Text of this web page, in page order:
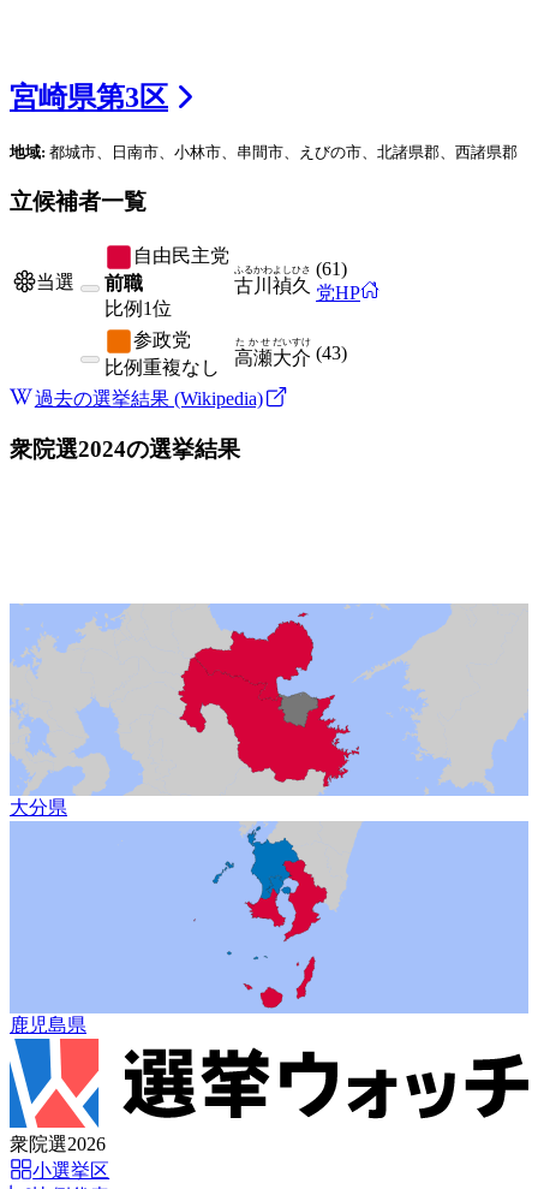
宮崎県第3区
地域: 都城市、日南市、小林市、串間市、えびの市、北諸県郡、西諸県郡
立候補者一覧
当選
自由民主党
前職
比例 1位
古川
ふるかわ
禎久
よしひさ (61)
党HP
参政党
比例重複なし 高瀬
たかせ
大介
だいすけ
(43)
過去の選挙結果 (Wikipedia)
衆院選2024の選挙結果
大分県
鹿児島県
衆院選2026
小選挙区